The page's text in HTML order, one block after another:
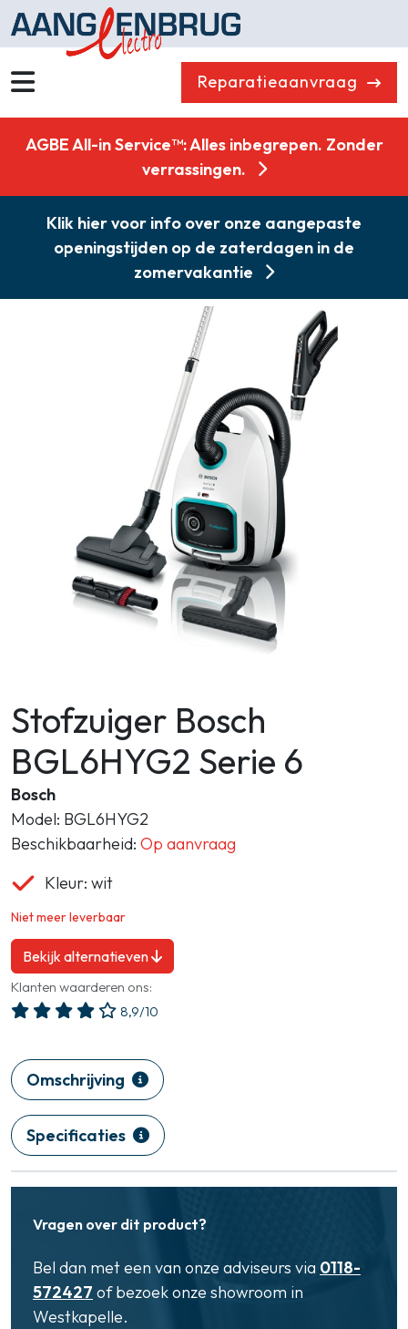
Reparatieaanvraag
Koelen & Vriezen
Koken
Koffiemachines
Professioneel
Stofzuigers
Quooker
Klein huishoudelijk
AGBE All-in Service™: Alles inbegrepen. Zonder
verrassingen.
Klik hier voor info over onze aangepaste
openingstijden op de zaterdagen in de
zomervakantie
Stofzuiger Bosch
BGL6HYG2 Serie 6
Bosch
Model: BGL6HYG2
Beschikbaarheid: Op aanvraag
Kleur: wit
Niet meer leverbaar
Bekijk alternatieven
Klanten waarderen ons:
8,9/10
Omschrijving
Specificaties
Vragen over dit product?
Bel dan met een van onze adviseurs via 0118-
572427 of bezoek onze showroom in
Westkapelle.